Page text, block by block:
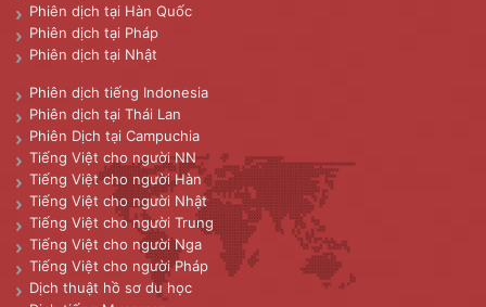
Phiên dịch tại Hàn Quốc
Phiên dịch tại Pháp
Phiên dịch tại Nhật
Phiên dịch tiếng Indonesia
Phiên dịch tại Thái Lan
Phiên Dịch tại Campuchia
Tiếng Việt cho người NN
Tiếng Việt cho người Hàn
Tiếng Việt cho người Nhật
Tiếng Việt cho người Trung
Tiếng Việt cho người Nga
Tiếng Việt cho người Pháp
Dịch thuật hồ sơ du học